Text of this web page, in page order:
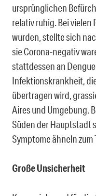
ursprünglichen
relativ ruhig. Bei
wurden, stellte sich
sie Corona-negativ
stattdessen an
Infektionskrankheit,
übertragen wird,
Aires und Umgebung.
Süden der Hauptstadt
Symptome ähneln
Große Unsicherheit